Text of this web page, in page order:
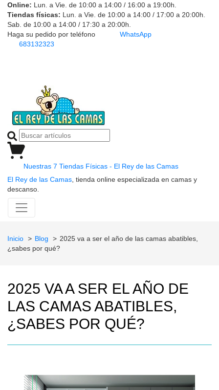
Online: Lun. a Vie. de 10:00 a 14:00 / 16:00 a 19:00h.
Tiendas físicas: Lun. a Vie. de 10:00 a 14:00 / 17:00 a 20:00h.
Sab. de 10:00 a 14:00 / 17:30 a 20:00h.
Haga su pedido por teléfono
683132323
WhatsApp
Nuestras 7 Tiendas Físicas - El Rey de las Camas
El Rey de las Camas , tienda online especializada en camas y
descanso.
Inicio Blog
2025 va a ser el año de las camas abatibles,
¿sabes por qué?
2025 VA A SER EL AÑO DE
LAS CAMAS ABATIBLES,
¿SABES POR QUÉ?